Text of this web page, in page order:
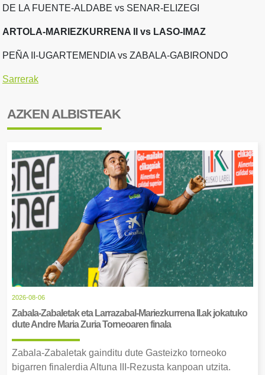
DE LA FUENTE-ALDABE vs SENAR-ELIZEGI
ARTOLA-MARIEZKURRENA II vs LASO-IMAZ
PEÑA II-UGARTEMENDIA vs ZABALA-GABIRONDO
Sarrerak
AZKEN ALBISTEAK
2026-08-06
Zabala-Zabaletak eta Larrazabal-Mariezkurrena II.ak jokatuko
dute Andre Maria Zuria Torneoaren finala
Zabala-Zabaletak gainditu dute Gasteizko torneoko
bigarren finalerdia Altuna III-Rezusta kanpoan utzita.